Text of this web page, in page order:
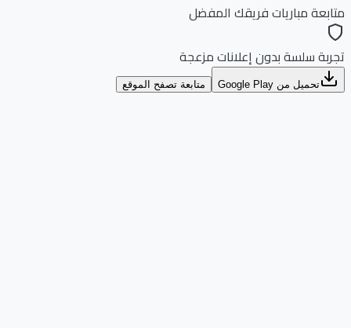
مباريات فريقك المفضل
سلسة بدون إعلانات مزعجة
تحميل من Google Play متابعة تصفح الموقع